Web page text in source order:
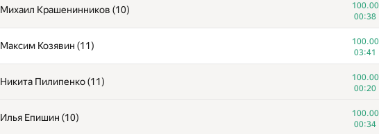
Михаил Крашенинников (10)
100.00
00:38
Максим Козявин (11)
100.00
03:41
Никита Пилипенко (11)
100.00
00:20
Илья Епишин (10)
100.00
00:34